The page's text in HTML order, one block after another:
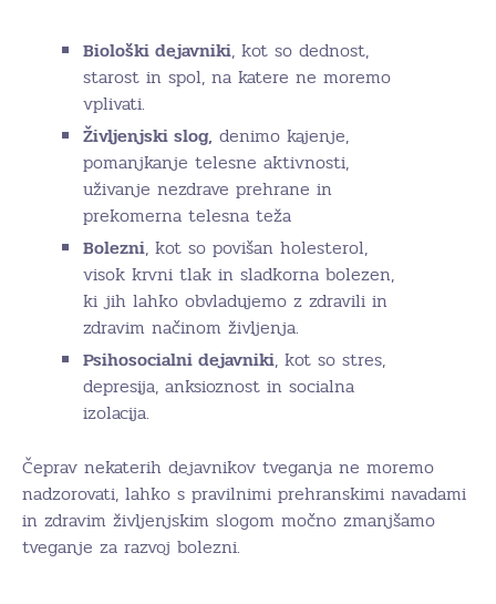
Biološki dejavniki, kot so dednost,
starost in spol, na katere ne moremo
vplivati.
Življenjski slog, denimo kajenje,
pomanjkanje telesne aktivnosti,
uživanje nezdrave prehrane in
prekomerna telesna teža
Bolezni, kot so povišan holesterol,
visok krvni tlak in sladkorna bolezen,
ki jih lahko obvladujemo z zdravili in
zdravim načinom življenja.
Psihosocialni dejavniki, kot so stres,
depresija, anksioznost in socialna
izolacija.
Čeprav nekaterih dejavnikov tveganja ne moremo
nadzorovati, lahko s pravilnimi prehranskimi navadami
in zdravim življenjskim slogom močno zmanjšamo
tveganje za razvoj bolezni.